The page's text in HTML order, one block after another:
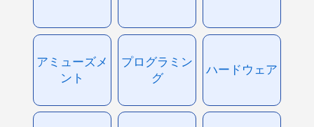
アミューズメ
ント
プログラミン
グ
ハードウェア